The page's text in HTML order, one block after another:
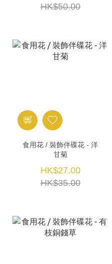
HK$50.00
食用花 / 裝飾伴碟花 - 洋
甘菊
HK$27.00
HK$35.00